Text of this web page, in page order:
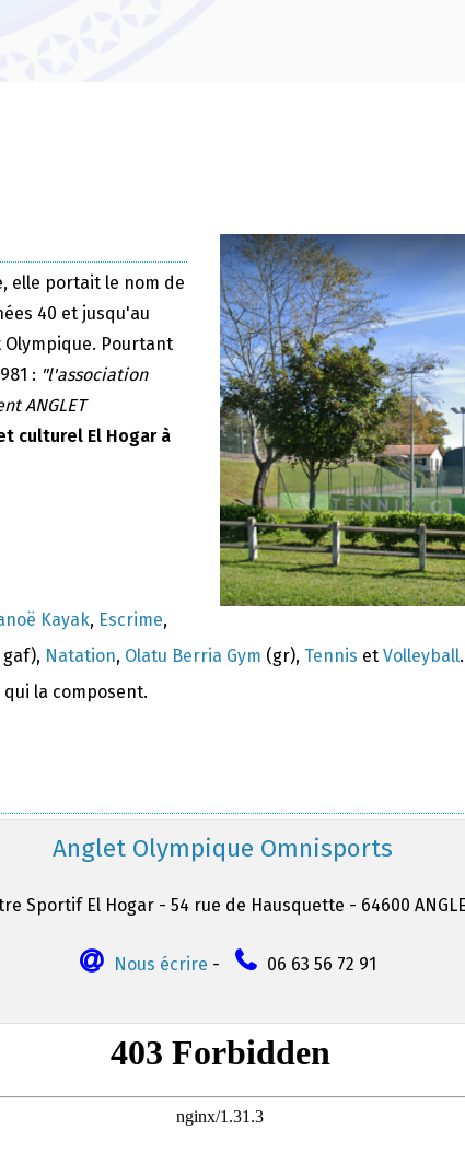
elle portait le nom de
40 et jusqu'au
Pourtant
: "l'association
ANGLET
culturel El Hogar à
Kayak, Escrime,
gaf), Natation, Olatu Berria Gym (gr), Tennis et Volleyball.
la composent.
Anglet Olympique Omnisports
Sportif El Hogar - 54 rue de Hausquette - 64600
Nous écrire - 06 63 56 72 91